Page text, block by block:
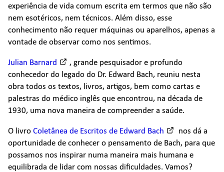
experiência de vida comum escrita em termos que não são
nem esotéricos, nem técnicos. Além disso, esse
conhecimento não requer máquinas ou aparelhos, apenas a
vontade de observar como nos sentimos.
Julian Barnard
, grande pesquisador e profundo
conhecedor do legado do Dr. Edward Bach, reuniu nesta
obra todos os textos, livros, artigos, bem como cartas e
palestras do médico inglês que encontrou, na década de
1930, uma nova maneira de compreender a saúde.
O livro Coletânea de Escritos de Edward Bach
nos dá a
oportunidade de conhecer o pensamento de Bach, para que
possamos nos inspirar numa maneira mais humana e
equilibrada de lidar com nossas dificuldades. Vamos?